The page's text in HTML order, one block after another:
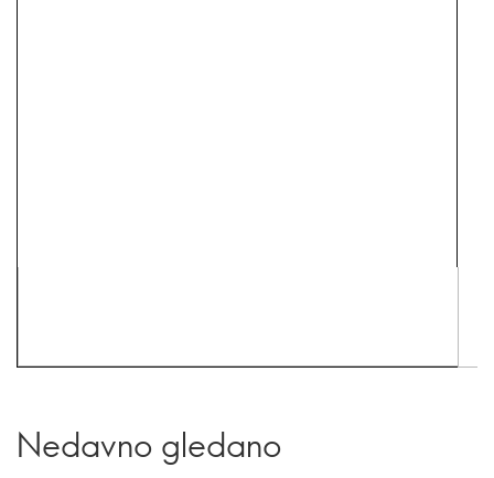
Nedavno gledano